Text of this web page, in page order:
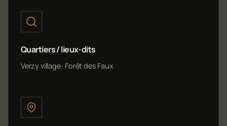
Quartiers / lieux-dits
Verzy village · Forêt des Faux